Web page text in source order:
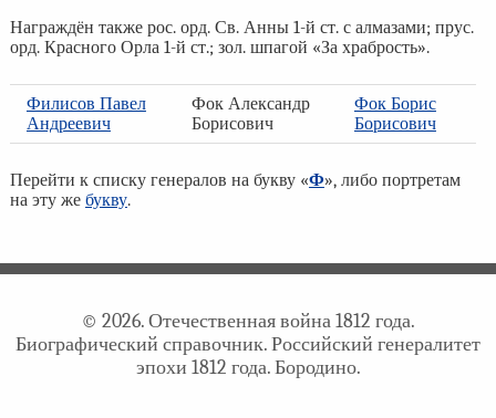
Награждён также рос. орд. Св. Анны 1-й ст. с алмазами; прус.
орд. Красного Орла 1-й ст.; зол. шпагой «За храбрость».
Филисов Павел
Андреевич
Фок Александр
Борисович
Фок Борис
Борисович
Перейти к списку генералов на букву «Ф», либо портретам
на эту же букву.
© 2026. Отечественная война 1812 года.
Биографический справочник. Российский генералитет
эпохи 1812 года. Бородино.